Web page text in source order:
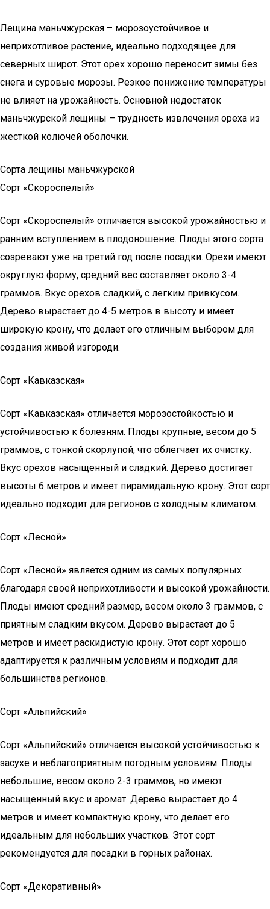
Лещина маньчжурская – морозоустойчивое и
неприхотливое растение, идеально подходящее для
северных широт. Этот орех хорошо переносит зимы без
снега и суровые морозы. Резкое понижение температуры
не влияет на урожайность. Основной недостаток
маньчжурской лещины – трудность извлечения ореха из
жесткой колючей оболочки.
Сорта лещины маньчжурской
Сорт «Скороспелый»
Сорт «Скороспелый» отличается высокой урожайностью и
ранним вступлением в плодоношение. Плоды этого сорта
созревают уже на третий год после посадки. Орехи имеют
округлую форму, средний вес составляет около 3-4
граммов. Вкус орехов сладкий, с легким привкусом.
Дерево вырастает до 4-5 метров в высоту и имеет
широкую крону, что делает его отличным выбором для
создания живой изгороди.
Сорт «Кавказская»
Сорт «Кавказская» отличается морозостойкостью и
устойчивостью к болезням. Плоды крупные, весом до 5
граммов, с тонкой скорлупой, что облегчает их очистку.
Вкус орехов насыщенный и сладкий. Дерево достигает
высоты 6 метров и имеет пирамидальную крону. Этот сорт
идеально подходит для регионов с холодным климатом.
Сорт «Лесной»
Сорт «Лесной» является одним из самых популярных
благодаря своей неприхотливости и высокой урожайности.
Плоды имеют средний размер, весом около 3 граммов, с
приятным сладким вкусом. Дерево вырастает до 5
метров и имеет раскидистую крону. Этот сорт хорошо
адаптируется к различным условиям и подходит для
большинства регионов.
Сорт «Альпийский»
Сорт «Альпийский» отличается высокой устойчивостью к
засухе и неблагоприятным погодным условиям. Плоды
небольшие, весом около 2-3 граммов, но имеют
насыщенный вкус и аромат. Дерево вырастает до 4
метров и имеет компактную крону, что делает его
идеальным для небольших участков. Этот сорт
рекомендуется для посадки в горных районах.
Сорт «Декоративный»